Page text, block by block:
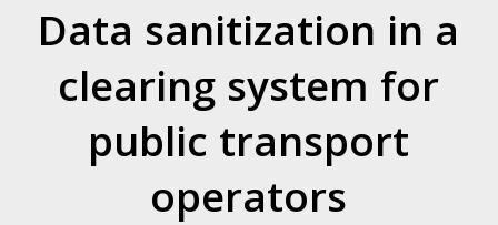
Data sanitization in a
clearing system for
public transport
operators